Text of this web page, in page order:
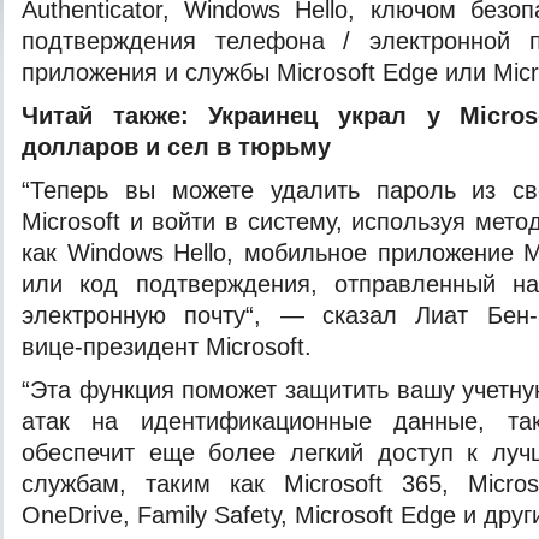
Authenticator, Windows Hello, ключом
подтверждения телефона /
приложения и службы Microsoft Edge или
Читай также:Украинец украл у
долларов и сел в тюрьму
“Теперь вы можете удалить пароль из
Microsoft и войти в систему, используя
как Windows Hello, мобильное приложение
или код подтверждения, отправленный
электронную почту“, — сказал Лиат Бен-
вице-президент Microsoft.
“Эта функция поможет защитить вашу
атак на идентификационные данные,
обеспечит еще более легкий доступ к
службам, таким как Microsoft 365,
OneDrive, Family Safety, Microsoft Edge и